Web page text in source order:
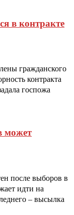
в контракте
гражданского
контракта
госпожа
может
после выборов в
идти на
– высылка